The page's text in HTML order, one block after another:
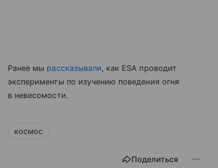
Ранее мы рассказывали, как ESA проводит
эксперименты по изучению поведения огня
в невесомости.
космос
Поделиться